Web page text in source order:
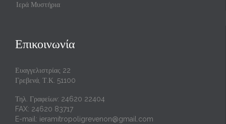
Ιερά Μυστήρια
Επικοινωνία
Ευαγγελιστρίας 22
Γρεβενά, Τ.Κ. 51100
Τηλ. Γραφείων: 24620 22404
FAX: 24620 83717
E-mail: ieramitropoligrevenon@gmail.com